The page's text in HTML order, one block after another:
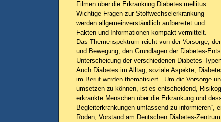
Filmen über die Erkrankung Diabetes mellitus.
Wichtige Fragen zur Stoffwechselerkrankung
werden allgemeinverständlich aufbereitet und
Fakten und Informationen kompakt vermittelt.
Das Themenspektrum reicht von der Vorsorge,
und Bewegung, den Grundlagen der Diabetes-
Unterscheidung der verschiedenen Diabetes-
Auch Diabetes im Alltag, soziale Aspekte,
im Beruf werden thematisiert. „Um die Vorsorge
umsetzen zu können, ist es entscheidend,
erkrankte Menschen über die Erkrankung und
Begleiterkrankungen umfassend zu informieren“,
Roden, Vorstand am Deutschen Diabetes-